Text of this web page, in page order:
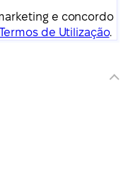
e concordo
Termos de Utilização.